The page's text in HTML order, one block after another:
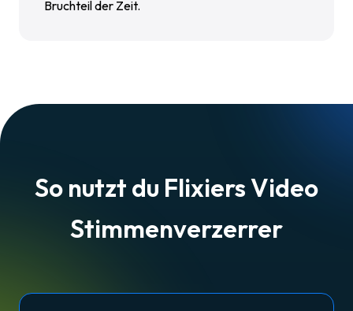
Bruchteil der Zeit.
So nutzt du Flixiers Video
Stimmenverzerrer